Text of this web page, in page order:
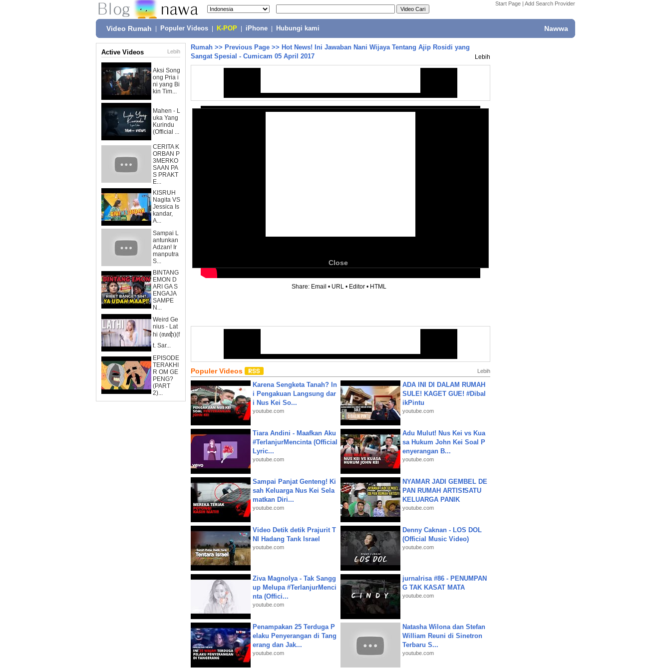
Start Page | Add Search Provider
Video Rumah Populer Videos K-POP iPhone Hubungi kami Nawwa
Active Videos Lebih
Aksi Song
ong Pria i
ni yang Bi
kin Tim...
Mahen - L
uka Yang
Kurindu
(Official ...
CERITA K
ORBAN P
3MERKO
SAAN PA
S PRAKT
E...
KISRUH
Nagita VS
Jessica Is
kandar,
A...
Sampai L
antunkan
Adzan! Ir
manputra
S...
BINTANG
EMON D
ARI GA S
ENGAJA
SAMPE
N...
Weird Ge
nius - Lat
hi (ꦭꦛꦶ)(f
t. Sar...
EPISODE
TERAKHI
R OM GE
PENG?
(PART
2)...
Rumah >> Previous Page >> Hot News! Ini Jawaban Nani Wijaya Tentang Ajip Rosidi yang
Sangat Spesial - Cumicam 05 April 2017
Lebih
Close
Share: Email • URL • Editor • HTML
Populer Videos Lebih
Karena Sengketa Tanah? In
i Pengakuan Langsung dar
i Nus Kei So...
youtube.com
ADA INI DI DALAM RUMAH
SULE! KAGET GUE! #Dibal
ikPintu
youtube.com
Tiara Andini - Maafkan Aku
#TerlanjurMencinta (Official
Lyric...
youtube.com
Adu Mulut! Nus Kei vs Kua
sa Hukum John Kei Soal P
enyerangan B...
youtube.com
Sampai Panjat Genteng! Ki
sah Keluarga Nus Kei Sela
matkan Diri...
youtube.com
NYAMAR JADI GEMBEL DE
PAN RUMAH ARTIS❗SATU
KELUARGA PANIK
youtube.com
Video Detik detik Prajurit T
NI Hadang Tank Israel
youtube.com
Denny Caknan - LOS DOL
(Official Music Video)
youtube.com
Ziva Magnolya - Tak Sangg
up Melupa #TerlanjurMenci
nta (Offici...
youtube.com
jurnalrisa #86 - PENUMPAN
G TAK KASAT MATA
youtube.com
Penampakan 25 Terduga P
elaku Penyerangan di Tang
erang dan Jak...
youtube.com
Natasha Wilona dan Stefan
William Reuni di Sinetron
Terbaru S...
youtube.com